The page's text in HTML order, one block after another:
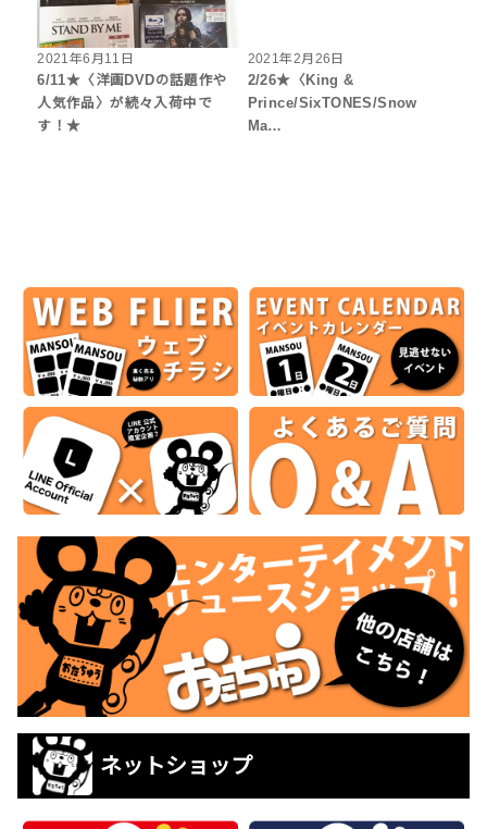
2021年6月11日
6/11★〈洋画DVDの話題作や
人気作品〉が続々入荷中で
す！★
2021年2月26日
2/26★〈King &
Prince/SixTONES/Snow
Ma…
ネットショップ